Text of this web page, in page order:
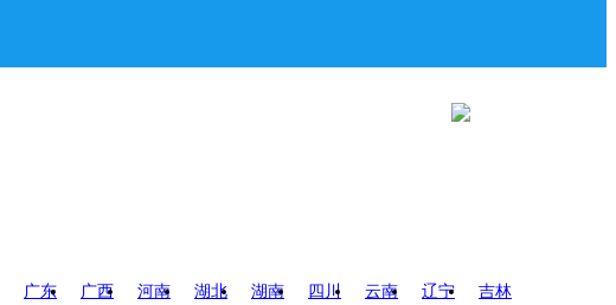
广东 广西 河南 湖北 湖南 四川 云南 辽宁 吉林